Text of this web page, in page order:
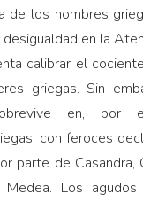
de los hombres
en la
calibrar el
griegas. Sin
en, por
con feroces
parte de Casandra,
Los agudos